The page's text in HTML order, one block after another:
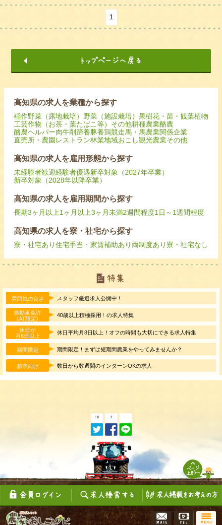
1
高知県の求人を業種から探す
稲作野菜（露地栽培） 野菜（施設栽培） 果樹花・苗・観葉植物
工芸作物（お茶・葉たばこ等） その他耕種農業酪農
酪農ヘルパー肉牛削蹄養豚養鶏競走馬・馬農業関係企業
直売所・農園レストラン林業地域おこし観光農業その他
高知県の求人を雇用形態から探す
未経験者歓迎経験者優遇新卒対象（2027年卒業）
新卒対象（2028年以降卒業）
高知県の求人を雇用期間から探す
長期3ヶ月以上1ヶ月以上3ヶ月未満2週間程度1日～1週間程度
高知県の求人を寮・社宅から探す
寮・社宅あり住宅手当・家賃補助あり 両制度あり寮・社宅なし
雰囲気の良さ スタッフ厳選求人公開中！
自動車免許
(AT限定)
40歳以上積極採用！の求人特集
休日が
月6日以上
休日平均月8日以上！オフの時間も大切にできる求人特集
期間限定 期間限定！まずは短期間農業をやってみませんか？
新卒向け 数日から数週間のインターンOKの求人